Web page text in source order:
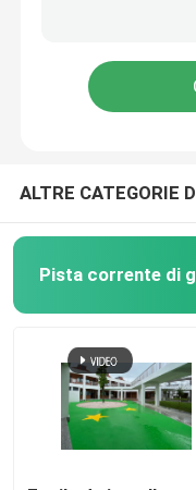
Tappeto erboso
Pavimentazione
Accessori
Macchinario di
Pavimentazione
ALTRE CATEGORIE
Pista corrente di